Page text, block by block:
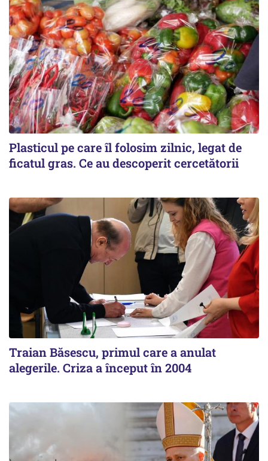
Plasticul pe care îl folosim zilnic, legat de
ficatul gras. Ce au descoperit cercetătorii
Traian Băsescu, primul care a anulat
alegerile. Criza a început în 2004